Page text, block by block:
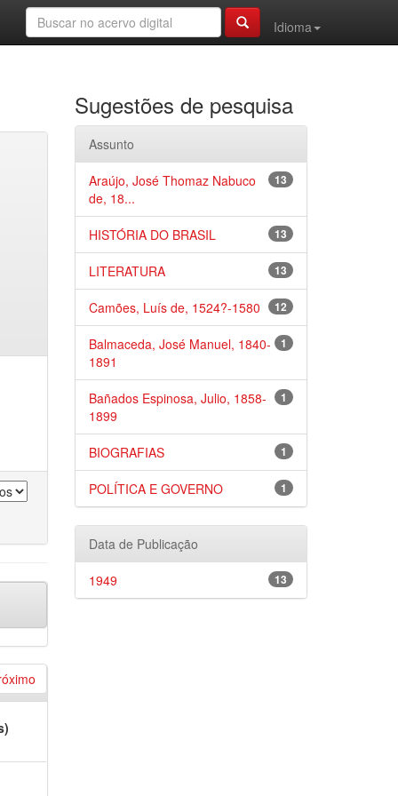
Idioma
Sugestões de pesquisa
Assunto
13
Araújo, José Thomaz Nabuco
de, 18...
13
HISTÓRIA DO BRASIL
13
LITERATURA
12
Camões, Luís de, 1524?-1580
1
Balmaceda, José Manuel, 1840-
1891
1
Bañados Espinosa, Julio, 1858-
1899
1
BIOGRAFIAS
1
POLÍTICA E GOVERNO
Data de Publicação
13
1949